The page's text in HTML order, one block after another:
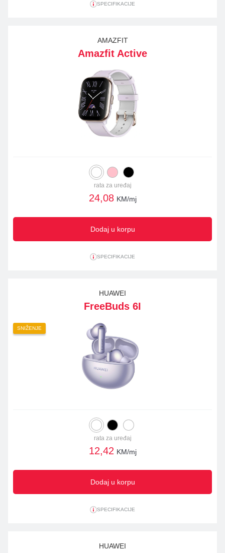
SPECIFIKACIJE
AMAZFIT
Amazfit Active
rata za uređaj
24,08 KM/mj
Dodaj u korpu
SPECIFIKACIJE
HUAWEI
FreeBuds 6I
SNIŽENJE
rata za uređaj
12,42 KM/mj
Dodaj u korpu
SPECIFIKACIJE
HUAWEI